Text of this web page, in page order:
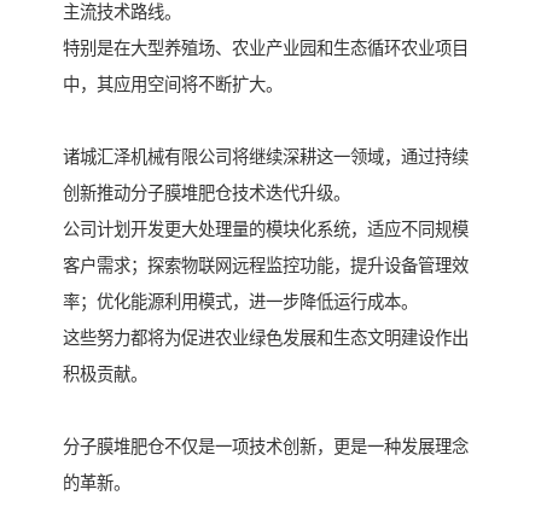
主流技术路线。
特别是在大型养殖场、农业产业园和生态循环农业项目
中，其应用空间将不断扩大。
诸城汇泽机械有限公司将继续深耕这一领域，通过持续
创新推动分子膜堆肥仓技术迭代升级。
公司计划开发更大处理量的模块化系统，适应不同规模
客户需求；探索物联网远程监控功能，提升设备管理效
率；优化能源利用模式，进一步降低运行成本。
这些努力都将为促进农业绿色发展和生态文明建设作出
积极贡献。
分子膜堆肥仓不仅是一项技术创新，更是一种发展理念
的革新。